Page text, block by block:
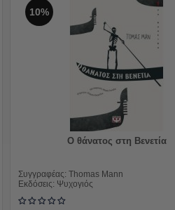
10%
Ο θάνατος στη Βενετία
Συγγραφέας: Thomas Mann
Εκδόσεις: Ψυχογιός